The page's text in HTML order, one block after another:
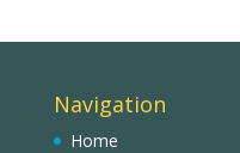
Navigation
Home